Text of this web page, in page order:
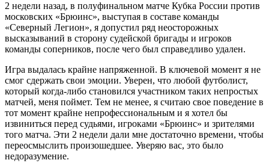
2 недели назад, в полуфинальном матче Кубка России против
московских «Брюинс», выступая в составе команды
«Северный Легион», я допустил ряд неосторожных
высказываний в сторону судейской бригады и игроков
команды соперников, после чего был справедливо удален.
Игра выдалась крайне напряженной. В ключевой момент я не
смог сдержать свои эмоции. Уверен, что любой футболист,
который когда-либо становился участником таких непростых
матчей, меня поймет. Тем не менее, я считаю свое поведение в
тот момент крайне непрофессиональным и я хотел бы
извиниться перед судьями, игроками «Брюинс» и зрителями
того матча. Эти 2 недели дали мне достаточно времени, чтобы
переосмыслить произошедшее. Уверяю вас, это было
недоразумение.